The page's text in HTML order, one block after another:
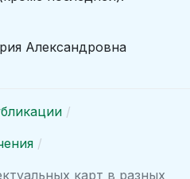
Александровна
карт в разных